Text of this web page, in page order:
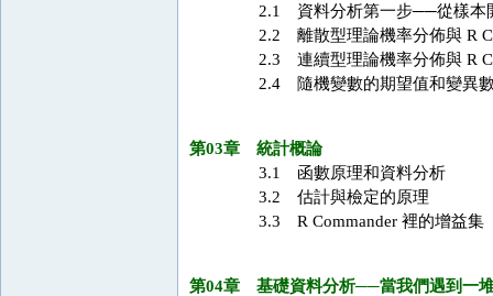
2.1 資料分析第一步──從樣本
2.2 離散型理論機率分佈與 R
2.3 連續型理論機率分佈與 R
2.4 隨機變數的期望值和變異
第03章 統計概論
3.1 函數原理和資料分析
3.2 估計與檢定的原理
3.3 R Commander 裡的增益集
第04章 基礎資料分析──當我們遇到一